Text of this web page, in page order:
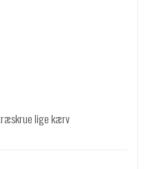
lige kærv